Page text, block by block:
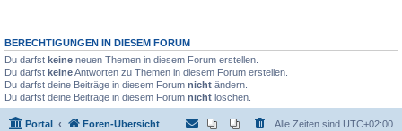
BERECHTIGUNGEN IN DIESEM FORUM
Du darfst keine neuen Themen in diesem Forum erstellen.
Du darfst keineAntworten zu Themen in diesem Forum erstellen.
Du darfst deine Beiträge in diesem Forum nicht ändern.
Du darfst deine Beiträge in diesem Forum nicht löschen.
Portal Foren-Übersicht Alle Zeiten sind UTC+02:00